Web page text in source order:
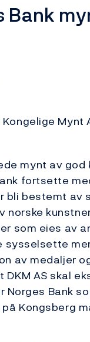
Bank
Mynt
mynt av
fortsette
bli bestemt av
som eies av
av medaljer
AS skal
Bank
Kongsberg